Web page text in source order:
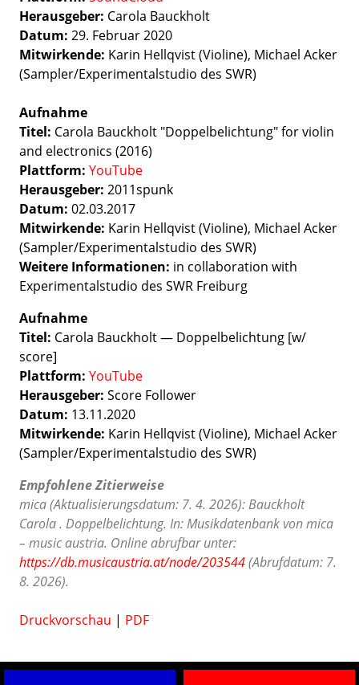
Herausgeber: Carola Bauckholt
Datum: 29. Februar 2020
Mitwirkende: Karin Hellqvist (Violine), Michael Acker​​​​​​​
(Sampler/Experimentalstudio des SWR)
Aufnahme
Titel: Carola Bauckholt "Doppelbelichtung" for violin
and electronics (2016)
Plattform: YouTube
Herausgeber: 2011spunk
Datum: 02.03.2017
Mitwirkende: Karin Hellqvist (Violine), Michael Acker​​​​​​​
(Sampler/Experimentalstudio des SWR)
Weitere Informationen: in collaboration with
Experimentalstudio des SWR Freiburg
Aufnahme
Titel: Carola Bauckholt — Doppelbelichtung [w/
score]
Plattform: YouTube
Herausgeber: Score Follower
Datum: 13.11.2020
Mitwirkende: Karin Hellqvist (Violine), Michael Acker​​​​​​​
(Sampler/Experimentalstudio des SWR)
Empfohlene Zitierweise
mica (Aktualisierungsdatum: 7. 4. 2026): Bauckholt
Carola . Doppelbelichtung. In: Musikdatenbank von mica
– music austria. Online abrufbar unter:
https://db.musicaustria.at/node/203544(Abrufdatum: 7.
8. 2026).
Druckvorschau | PDF